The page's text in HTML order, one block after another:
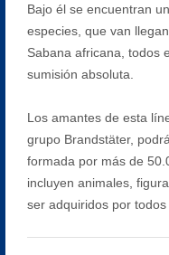
Bajo él se encuentran
especies, que van
Sabana africana, todos
sumisión absoluta.
Los amantes de esta
grupo Brandstäter,
formada por más de
incluyen animales,
ser adquiridos por todos